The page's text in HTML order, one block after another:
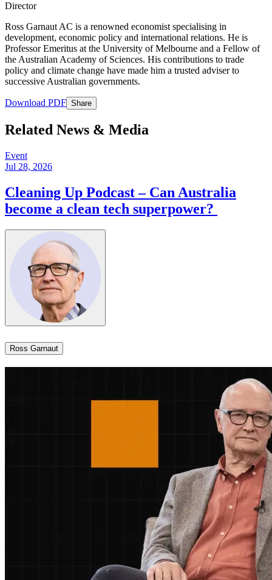
Director​​​​‌ ‍ ​‍​‍‌‍ ‌ ​‍‌‍‍‌‌‍‌ ‌‍‍‌‌‍ ‍​‍​‍​ ‍‍​‍​‍‌ ​ ‌‍​‌‌‍ ‍‌‍‍‌‌ ‌​‌ ‍‌​‍ ‍‌‍‍‌‌‍ ​‍​‍​‍ ​​‍​‍‌‍‍​‌ ​‍‌‍‌‌‌‍‌‍​‍​‍​ ‍‍​‍​‍‌‍‍​‌ ‌​‌ ‌​‌ ​​​ ‍‍​‍ ​‍ ‌‍ ​‌‍ ‌‍​ ‌‍​‌‌‍ ​‌‍‍​‌‍ ‌ ​ ‌ ‌​​ ‍‍​ ​ ​ ​ ​ ​ ​ ​ ​‍ ‌‍‍‌‌‍ ‍‌ ‌​‌‍‌‌‌‍ ‍‌ ‌​​‍ ‌‍‌‌‌‍‌​‌‍‍‌‌ ‌​​‍ ‌‍ ‌‌‍ ‌‍‌​‌‍‌‌​ ‌‌ ​​‌ ​‍‌‍‌‌‌ ​ ‌‍‌‌‌‍ ‍‌ ‌​‌‍​‌‌ ‌​‌‍‍‌‌‍ ‌‍ ‍​ ‍ ‌‍‍‌‌‍‌​​ ‌‌‍​‌​ ​ ‌‍‌‌‌‍​‌‌‍‌‍‌‍​‍​ ‌‌​ ​ ​‍ ‌‌‍​‌​ ‌‌​ ‌​​ ​‍​‍ ‌​ ‌​​ ​‌‌‍​‌​ ‌​​‍ ‌​ ‍​‌‍‌‍‌‍‌​‌‍‌‍​‍ ‌​ ​‍​ ​ ​ ‍​‌‍​ ‌‍​ ​ ‌‍​ ‍‌‌‍​‌​ ​ ‌‍‌​​ ​‍‌‍‌‌​ ‍ ‌ ‌​‌ ‍‌‌ ​​‌‍‌‌​ ‌‌‍​‌‌ ‌‌‌ ‌​‌‍‍​‌‍ ‌ ​‍​ ‍ ‌ ​​‌‍​‌‌ ‌​‌‍‍​​ ‌‌ ‌​‌‍‍‌‌ ‌​‌‍ ​‌‍‌‌​ ‌‍​‍‌‍​‌‌ ​ ‌‍‌‌‌‌‌‌‌ ​‍‌‍ ​​ ‌‌‍‍​‌ ‌​‌ ‌​‌ ​​​‍‌‌​ ​ ‌​​‌​‍‌‌​ ​‍‌​‌‍​‍‌‌​ ​‍‌​‌‍‌‍ ​‌‍ ‌‍​ ‌‍​‌‌‍ ​‌‍‍​‌‍ ‌ ​ ‌ ‌​​‍‌‌​ ​ ‌​​‌​ ​ ​ ​ ​ ​ ​ ​ ​‍‌‍‌‍‍‌‌‍‌​​ ‌‌‍​‌​ ​ ‌‍‌‌‌‍​‌‌‍‌‍‌‍​‍​ ‌‌​ ​ ​‍ ‌‌‍​‌​ ‌‌​ ‌​​ ​‍​‍ ‌​ ‌​​ ​‌‌‍​‌​ ‌​​‍ ‌​ ‍​‌‍‌‍‌‍‌​‌‍‌‍​‍ ‌​ ​‍​ ​ ​ ‍​‌‍​ ‌‍​ ​ ‌‍​ ‍‌‌‍​‌​ ​ ‌‍‌​​ ​‍‌‍‌‌​‍‌‍‌ ‌​‌ ‍‌‌ ​​‌‍‌‌​ ‌‌‍​‌‌ ‌‌‌ ‌​‌‍‍​‌‍ ‌ ​‍​‍‌‍‌ ​​‌‍​‌‌ ‌​‌‍‍​​ ‌‌ ‌​‌‍‍‌‌ ‌​‌‍ ​‌‍‌‌​‍‌‍‌ ​​‌‍‌‌‌ ​‍‌ ​ ‌ ​​‌‍‌‌‌‍​ ‌ ‌​‌‍‍‌‌ ‌‍‌‍‌‌​ ‌‌ ​​‌ ‌‌‌‍​‍‌‍ ​‌‍‍‌‌ ​ ‌‍‍​‌‍‌‌‌‍‌​​‍​‍‌ ‌
Ross Garnaut AC is a renowned economist specialising in
development, economic policy and international relations. He is
Professor Emeritus at the University of Melbourne and a Fellow of
the Australian Academy of Sciences. His contributions to trade
policy and climate change have made him a trusted adviser to
successive Australian governments.​​​​‌ ‍ ​‍​‍‌‍ ‌ ​‍‌‍‍‌‌‍‌ ‌‍‍‌‌‍ ‍​‍​‍​ ‍‍​‍​‍‌ ​ ‌‍​‌‌‍ ‍‌‍‍‌‌ ‌​‌ ‍‌​‍ ‍‌‍‍‌‌‍ ​‍​‍​‍ ​​‍​‍‌‍‍​‌ ​‍‌‍‌‌‌‍‌‍​‍​‍​ ‍‍​‍​‍‌‍‍​‌ ‌​‌ ‌​‌ ​​​ ‍‍​‍ ​‍ ‌‍ ​‌‍ ‌‍​ ‌‍​‌‌‍ ​‌‍‍​‌‍ ‌ ​ ‌ ‌​​ ‍‍​ ​ ​ ​ ​ ​ ​ ​ ​‍ ‌‍‍‌‌‍ ‍‌ ‌​‌‍‌‌‌‍ ‍‌ ‌​​‍ ‌‍‌‌‌‍‌​‌‍‍‌‌ ‌​​‍ ‌‍ ‌‌‍ ‌‍‌​‌‍‌‌​ ‌‌ ​​‌ ​‍‌‍‌‌‌ ​ ‌‍‌‌‌‍ ‍‌ ‌​‌‍​‌‌ ‌​‌‍‍‌‌‍ ‌‍ ‍​ ‍ ‌‍‍‌‌‍‌​​ ‌‌‍​‌​ ​ ‌‍‌‌‌‍​‌‌‍‌‍‌‍​‍​ ‌‌​ ​ ​‍ ‌‌‍​‌​ ‌‌​ ‌​​ ​‍​‍ ‌​ ‌​​ ​‌‌‍​‌​ ‌​​‍ ‌​ ‍​‌‍‌‍‌‍‌​‌‍‌‍​‍ ‌​ ​‍​ ​ ​ ‍​‌‍​ ‌‍​ ​ ‌‍​ ‍‌‌‍​‌​ ​ ‌‍‌​​ ​‍‌‍‌‌​ ‍ ‌ ‌​‌ ‍‌‌ ​​‌‍‌‌​ ‌‌‍​‌‌ ‌‌‌ ‌​‌‍‍​‌‍ ‌ ​‍​ ‍ ‌ ​​‌‍​‌‌ ‌​‌‍‍​​ ‌‌‍‌​‌‍‌‌‌ ​ ‌‍​ ‌ ​‍‌‍‍‌‌ ​​‌ ‌​‌‍‍‌‌‍ ‌‍ ‍​ ‌‍​‍‌‍​‌‌ ​ ‌‍‌‌‌‌‌‌‌ ​‍‌‍ ​​ ‌‌‍‍​‌ ‌​‌ ‌​‌ ​​​‍‌‌​ ​ ‌​​‌​‍‌‌​ ​‍‌​‌‍​‍‌‌​ ​‍‌​‌‍‌‍ ​‌‍ ‌‍​ ‌‍​‌‌‍ ​‌‍‍​‌‍ ‌ ​ ‌ ‌​​‍‌‌​ ​ ‌​​‌​ ​ ​ ​ ​ ​ ​ ​ ​‍‌‍‌‍‍‌‌‍‌​​ ‌‌‍​‌​ ​ ‌‍‌‌‌‍​‌‌‍‌‍‌‍​‍​ ‌‌​ ​ ​‍ ‌‌‍​‌​ ‌‌​ ‌​​ ​‍​‍ ‌​ ‌​​ ​‌‌‍​‌​ ‌​​‍ ‌​ ‍​‌‍‌‍‌‍‌​‌‍‌‍​‍ ‌​ ​‍​ ​ ​ ‍​‌‍​ ‌‍​ ​ ‌‍​ ‍‌‌‍​‌​ ​ ‌‍‌​​ ​‍‌‍‌‌​‍‌‍‌ ‌​‌ ‍‌‌ ​​‌‍‌‌​ ‌‌‍​‌‌ ‌‌‌ ‌​‌‍‍​‌‍ ‌ ​‍​‍‌‍‌ ​​‌‍​‌‌ ‌​‌‍‍​​ ‌‌‍‌​‌‍‌‌‌ ​ ‌‍​ ‌ ​‍‌‍‍‌‌ ​​‌ ‌​‌‍‍‌‌‍ ‌‍ ‍​‍‌‍‌ ​​‌‍‌‌‌ ​‍‌ ​ ‌ ​​‌‍‌‌‌‍​ ‌ ‌​‌‍‍‌‌ ‌‍‌‍‌‌​ ‌‌ ​​‌ ‌‌‌‍​‍‌‍ ​‌‍‍‌‌ ​ ‌‍‍​‌‍‌‌‌‍‌​​‍​‍‌ ‌
Download PDF​​​​‌ ‍ ​‍​‍‌‍ ‌ ​‍‌‍‍‌‌‍‌ ‌‍‍‌‌‍ ‍​‍​‍​ ‍‍​‍​‍‌ ​ ‌‍​‌‌‍ ‍‌‍‍‌‌ ‌​‌ ‍‌​‍ ‍‌‍‍‌‌‍ ​‍​‍​‍ ​​‍​‍‌‍‍​‌ ​‍‌‍‌‌‌‍‌‍​‍​‍​ ‍‍​‍​‍‌‍‍​‌ ‌​‌ ‌​‌ ​​​ ‍‍​‍ ​‍ ‌‍ ​‌‍ ‌‍​ ‌‍​‌‌‍ ​‌‍‍​‌‍ ‌ ​ ‌ ‌​​ ‍‍​ ​ ​ ​ ​ ​ ​ ​ ​‍ ‌‍‍‌‌‍ ‍‌ ‌​‌‍‌‌‌‍ ‍‌ ‌​​‍ ‌‍‌‌‌‍‌​‌‍‍‌‌ ‌​​‍ ‌‍ ‌‌‍ ‌‍‌​‌‍‌‌​ ‌‌ ​​‌ ​‍‌‍‌‌‌ ​ ‌‍‌‌‌‍ ‍‌ ‌​‌‍​‌‌ ‌​‌‍‍‌‌‍ ‌‍ ‍​ ‍ ‌‍‍‌‌‍‌​​ ‌‌‍‌‍‌‍‌​​ ​‍​ ​​​ ‌​‌‍​‍​ ​ ‌‍‌‍​‍ ‌​ ​ ​ ‌‍‌‍‌​​ ‍​​‍ ‌​ ‌​‌‍​‌​ ​‍​ ‌‍​‍ ‌‌‍​‍‌‍​‍‌‍​‍‌‍‌‍​‍ ‌​ ‌​‌‍​‌‌‍​‍​ ‍‌‌‍​‍​ ‌‌‌‍​‌​ ‌‍​ ‍‌​ ‍​​ ​ ​ ‍​​ ‍ ‌ ‌​‌ ‍‌‌ ​​‌‍‌‌​ ‌‌ ‌ ‌‍ ‌ ​‍‌‍‍ ​ ‍ ‌ ​​‌‍​‌‌ ‌​‌‍‍​​ ‌‌‍‌​‌‍ ‌ ‌ ‌‍ ‍‌‍ ​‌‍ ‌‍​‌‌‍‌​‌ ​ ‌​​‌‌‍ ‍‌‍‌​‌​ ​‌‍‍‌‌‍ ‍‌‍‍ ‌ ​ ​‍‌‌​ ‌‌‌​​‍‌‌ ‌‍‍ ‌‍‌‌‌ ‍‌​‍‌‌​ ​ ‌​‌​​‍‌‌​ ​ ‌​‌​​‍‌‌​ ​‍​ ​‍​ ‌‍​ ‌‍‌‍‌​​ ​ ​ ‌​‌‍​‌​ ​​‌‍‌‍‌‍‌‍‌‍‌​​ ​‍‌‍‌​​‍‌‌​ ​‍​ ​‍​‍‌‌​ ‌‌‌​‌​​‍ ‍‌ ‌​‌‍‍‌‌ ‌​‌‍ ​‌‍‌‌​ ‌‍​‍‌‍​‌‌ ​ ‌‍‌‌‌‌‌‌‌ ​‍‌‍ ​​ ‌‌‍‍​‌ ‌​‌ ‌​‌ ​​​‍‌‌​ ​ ‌​​‌​‍‌‌​ ​‍‌​‌‍​‍‌‌​ ​‍‌​‌‍‌‍ ​‌‍ ‌‍​ ‌‍​‌‌‍ ​‌‍‍​‌‍ ‌ ​ ‌ ‌​​‍‌‌​ ​ ‌​​‌​ ​ ​ ​ ​ ​ ​ ​ ​‍‌‍‌‍‍‌‌‍‌​​ ‌‌‍‌‍‌‍‌​​ ​‍​ ​​​ ‌​‌‍​‍​ ​ ‌‍‌‍​‍ ‌​ ​ ​ ‌‍‌‍‌​​ ‍​​‍ ‌​ ‌​‌‍​‌​ ​‍​ ‌‍​‍ ‌‌‍​‍‌‍​‍‌‍​‍‌‍‌‍​‍ ‌​ ‌​‌‍​‌‌‍​‍​ ‍‌‌‍​‍​ ‌‌‌‍​‌​ ‌‍​ ‍‌​ ‍​​ ​ ​ ‍​​‍‌‍‌ ‌​‌ ‍‌‌ ​​‌‍‌‌​ ‌‌ ‌ ‌‍ ‌ ​‍‌‍‍ ​‍‌‍‌ ​​‌‍​‌‌ ‌​‌‍‍​​ ‌‌‍‌​‌‍ ‌ ‌ ‌‍ ‍‌‍ ​‌‍ ‌‍​‌‌‍‌​‌ ​ ‌​​‌‌‍ ‍‌‍‌​‌​ ​‌‍‍‌‌‍ ‍‌‍‍ ‌ ​ ​‍‌‌​ ‌‌‌​​‍‌‌ ‌‍‍ ‌‍‌‌‌ ‍‌​‍‌‌​ ​ ‌​‌​​‍‌‌​ ​ ‌​‌​​‍‌‌​ ​‍​ ​‍​ ‌‍​ ‌‍‌‍‌​​ ​ ​ ‌​‌‍​‌​ ​​‌‍‌‍‌‍‌‍‌‍‌​​ ​‍‌‍‌​​‍‌‌​ ​‍​ ​‍​‍‌‌​ ‌‌‌​‌​​‍ ‍‌ ‌​‌‍‍‌‌ ‌​‌‍ ​‌‍‌‌​‍‌‍‌ ​​‌‍‌‌‌ ​‍‌ ​ ‌ ​​‌‍‌‌‌‍​ ‌ ‌​‌‍‍‌‌ ‌‍‌‍‌‌​ ‌‌ ​​‌ ‌‌‌‍​‍‌‍ ​‌‍‍‌‌ ​ ‌‍‍​‌‍‌‌‌‍‌​​‍​‍‌ ‌ Share
Related News & Media
Event
Jul 28, 2026
Cleaning Up Podcast – Can Australia
become a clean tech superpower? ​​​​‌ ‍ ​‍​‍‌‍ ‌ ​‍‌‍‍‌‌‍‌ ‌‍‍‌‌‍ ‍​‍​‍​ ‍‍​‍​‍‌ ​ ‌‍​‌‌‍ ‍‌‍‍‌‌ ‌​‌ ‍‌​‍ ‍‌‍‍‌‌‍ ​‍​‍​‍ ​​‍​‍‌‍‍​‌ ​‍‌‍‌‌‌‍‌‍​‍​‍​ ‍‍​‍​‍‌‍‍​‌ ‌​‌ ‌​‌ ​​​ ‍‍​‍ ​‍ ‌‍ ​‌‍ ‌‍​ ‌‍​‌‌‍ ​‌‍‍​‌‍ ‌ ​ ‌ ‌​​ ‍‍​ ​ ​ ​ ​ ​ ​ ​ ​‍ ‌‍‍‌‌‍ ‍‌ ‌​‌‍‌‌‌‍ ‍‌ ‌​​‍ ‌‍‌‌‌‍‌​‌‍‍‌‌ ‌​​‍ ‌‍ ‌‌‍ ‌‍‌​‌‍‌‌​ ‌‌ ​​‌ ​‍‌‍‌‌‌ ​ ‌‍‌‌‌‍ ‍‌ ‌​‌‍​‌‌ ‌​‌‍‍‌‌‍ ‌‍ ‍​ ‍ ‌‍‍‌‌‍‌​​ ‌​ ‌‍​ ‌‌‌‍​ ‌‍​ ​ ‍​​ ‌ ‌‍​ ​ ​ ​‍ ‌​ ​ ‌‍‌‌‌‍​ ‌‍​‌​‍ ‌​ ‌​​ ​‌‌‍‌​​ ‌ ​‍ ‌‌‍​‍‌‍‌​​ ​​​ ​​​‍ ‌‌‍‌‌‌‍​ ​ ‌​‌‍​ ‌‍​ ​ ‌ ​ ​‌‌‍​ ​ ​‌‌‍‌‌​ ‌​​ ‌‍​ ‍ ‌ ‌​‌ ‍‌‌ ​​‌‍‌‌​ ‌‌‍ ‍‌‍‌‌‌ ‌ ‌ ​ ​ ‍ ‌ ​​‌‍​‌‌ ‌​‌‍‍​​ ‌‌ ‌​‌‍‍‌‌ ‌​‌‍ ​‌‍‌‌​ ‌‍​‍‌‍​‌‌ ​ ‌‍‌‌‌‌‌‌‌ ​‍‌‍ ​​ ‌‌‍‍​‌ ‌​‌ ‌​‌ ​​​‍‌‌​ ​ ‌​​‌​‍‌‌​ ​‍‌​‌‍​‍‌‌​ ​‍‌​‌‍‌‍ ​‌‍ ‌‍​ ‌‍​‌‌‍ ​‌‍‍​‌‍ ‌ ​ ‌ ‌​​‍‌‌​ ​ ‌​​‌​ ​ ​ ​ ​ ​ ​ ​ ​‍‌‍‌‍‍‌‌‍‌​​ ‌​ ‌‍​ ‌‌‌‍​ ‌‍​ ​ ‍​​ ‌ ‌‍​ ​ ​ ​‍ ‌​ ​ ‌‍‌‌‌‍​ ‌‍​‌​‍ ‌​ ‌​​ ​‌‌‍‌​​ ‌ ​‍ ‌‌‍​‍‌‍‌​​ ​​​ ​​​‍ ‌‌‍‌‌‌‍​ ​ ‌​‌‍​ ‌‍​ ​ ‌ ​ ​‌‌‍​ ​ ​‌‌‍‌‌​ ‌​​ ‌‍​‍‌‍‌ ‌​‌ ‍‌‌ ​​‌‍‌‌​ ‌‌‍ ‍‌‍‌‌‌ ‌ ‌ ​ ​‍‌‍‌ ​​‌‍​‌‌ ‌​‌‍‍​​ ‌‌ ‌​‌‍‍‌‌ ‌​‌‍ ​‌‍‌‌​‍‌‍‌ ​​‌‍‌‌‌ ​‍‌ ​ ‌ ​​‌‍‌‌‌‍​ ‌ ‌​‌‍‍‌‌ ‌‍‌‍‌‌​ ‌‌ ​​‌ ‌‌‌‍​‍‌‍ ​‌‍‍‌‌ ​ ‌‍‍​‌‍‌‌‌‍‌​​‍​‍‌ ‌
Ross Garnaut​​​​‌ ‍ ​‍​‍‌‍ ‌ ​‍‌‍‍‌‌‍‌ ‌‍‍‌‌‍ ‍​‍​‍​ ‍‍​‍​‍‌ ​ ‌‍​‌‌‍ ‍‌‍‍‌‌ ‌​‌ ‍‌​‍ ‍‌‍‍‌‌‍ ​‍​‍​‍ ​​‍​‍‌‍‍​‌ ​‍‌‍‌‌‌‍‌‍​‍​‍​ ‍‍​‍​‍‌‍‍​‌ ‌​‌ ‌​‌ ​​​ ‍‍​‍ ​‍ ‌‍ ​‌‍ ‌‍​ ‌‍​‌‌‍ ​‌‍‍​‌‍ ‌ ​ ‌ ‌​​ ‍‍​ ​ ​ ​ ​ ​ ​ ​ ​‍ ‌‍‍‌‌‍ ‍‌ ‌​‌‍‌‌‌‍ ‍‌ ‌​​‍ ‌‍‌‌‌‍‌​‌‍‍‌‌ ‌​​‍ ‌‍ ‌‌‍ ‌‍‌​‌‍‌‌​ ‌‌ ​​‌ ​‍‌‍‌‌‌ ​ ‌‍‌‌‌‍ ‍‌ ‌​‌‍​‌‌ ‌​‌‍‍‌‌‍ ‌‍ ‍​ ‍ ‌‍‍‌‌‍‌​​ ‌‌‍​‌​ ​ ‌‍‌‌‌‍​‌‌‍‌‍‌‍​‍​ ‌‌​ ​ ​‍ ‌‌‍​‌​ ‌‌​ ‌​​ ​‍​‍ ‌​ ‌​​ ​‌‌‍​‌​ ‌​​‍ ‌​ ‍​‌‍‌‍‌‍‌​‌‍‌‍​‍ ‌​ ​‍​ ​ ​ ‍​‌‍​ ‌‍​ ​ ‌‍​ ‍‌‌‍​‌​ ​ ‌‍‌​​ ​‍‌‍‌‌​ ‍ ‌ ‌​‌ ‍‌‌ ​​‌‍‌‌​ ‌‌‍​‌‌ ‌‌‌ ‌​‌‍‍​‌‍ ‌ ​‍​ ‍ ‌ ​​‌‍​‌‌ ‌​‌‍‍​​ ‌‌‍ ‍‌‍​‌‌‍ ‌‌‍‌‌​ ‌‍​‍‌‍​‌‌ ​ ‌‍‌‌‌‌‌‌‌ ​‍‌‍ ​​ ‌‌‍‍​‌ ‌​‌ ‌​‌ ​​​‍‌‌​ ​ ‌​​‌​‍‌‌​ ​‍‌​‌‍​‍‌‌​ ​‍‌​‌‍‌‍ ​‌‍ ‌‍​ ‌‍​‌‌‍ ​‌‍‍​‌‍ ‌ ​ ‌ ‌​​‍‌‌​ ​ ‌​​‌​ ​ ​ ​ ​ ​ ​ ​ ​‍‌‍‌‍‍‌‌‍‌​​ ‌‌‍​‌​ ​ ‌‍‌‌‌‍​‌‌‍‌‍‌‍​‍​ ‌‌​ ​ ​‍ ‌‌‍​‌​ ‌‌​ ‌​​ ​‍​‍ ‌​ ‌​​ ​‌‌‍​‌​ ‌​​‍ ‌​ ‍​‌‍‌‍‌‍‌​‌‍‌‍​‍ ‌​ ​‍​ ​ ​ ‍​‌‍​ ‌‍​ ​ ‌‍​ ‍‌‌‍​‌​ ​ ‌‍‌​​ ​‍‌‍‌‌​‍‌‍‌ ‌​‌ ‍‌‌ ​​‌‍‌‌​ ‌‌‍​‌‌ ‌‌‌ ‌​‌‍‍​‌‍ ‌ ​‍​‍‌‍‌ ​​‌‍​‌‌ ‌​‌‍‍​​ ‌‌‍ ‍‌‍​‌‌‍ ‌‌‍‌‌​‍‌‍‌ ​​‌‍‌‌‌ ​‍‌ ​ ‌ ​​‌‍‌‌‌‍​ ‌ ‌​‌‍‍‌‌ ‌‍‌‍‌‌​ ‌‌ ​​‌ ‌‌‌‍​‍‌‍ ​‌‍‍‌‌ ​ ‌‍‍​‌‍‌‌‌‍‌​​‍​‍‌ ‌